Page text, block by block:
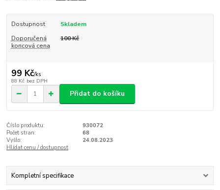
Dostupnost
Skladem
Doporučená
koncová cena
100 Kč
99 Kč/ks
88 Kč bez DPH
Přidat do košíku
Číslo produktu:
930072
Počet stran:
68
Vyšlo:
24.08.2023
Hlídat cenu / dostupnost
Kompletní specifikace